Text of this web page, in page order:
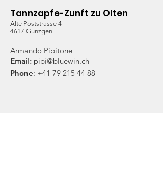
Tannzapfe-Zunft zu Olten
Alte Poststrasse 4
4617 Gunzgen
Armando Pipitone
Email: pipi@bluewin.ch
Phone: +41 79 215 44 88